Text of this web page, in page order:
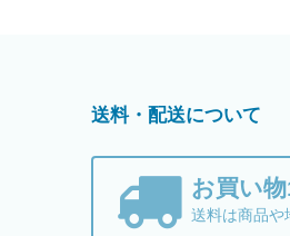
送料・配送について
お買い
送料は商品や